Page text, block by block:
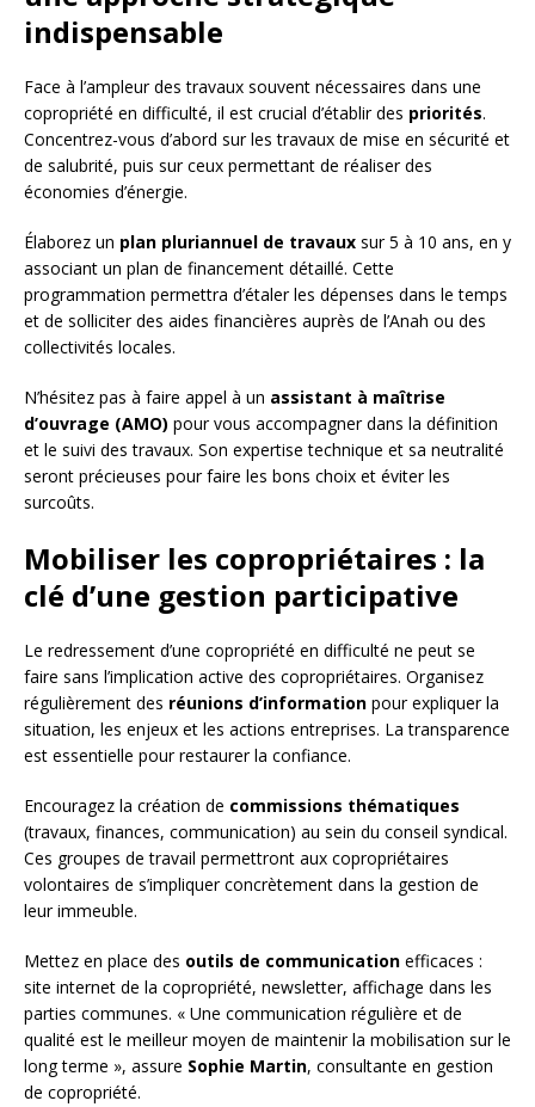
indispensable
Face à l’ampleur des travaux souvent nécessaires dans une
copropriété en difficulté, il est crucial d’établir des priorités.
Concentrez-vous d’abord sur les travaux de mise en sécurité et
de salubrité, puis sur ceux permettant de réaliser des
économies d’énergie.
Élaborez un plan pluriannuel de travaux sur 5 à 10 ans, en y
associant un plan de financement détaillé. Cette
programmation permettra d’étaler les dépenses dans le temps
et de solliciter des aides financières auprès de l’Anah ou des
collectivités locales.
N’hésitez pas à faire appel à un assistant à maîtrise
d’ouvrage (AMO) pour vous accompagner dans la définition
et le suivi des travaux. Son expertise technique et sa neutralité
seront précieuses pour faire les bons choix et éviter les
surcoûts.
Mobiliser les copropriétaires : la
clé d’une gestion participative
Le redressement d’une copropriété en difficulté ne peut se
faire sans l’implication active des copropriétaires. Organisez
régulièrement des réunions d’information pour expliquer la
situation, les enjeux et les actions entreprises. La transparence
est essentielle pour restaurer la confiance.
Encouragez la création de commissions thématiques
(travaux, finances, communication) au sein du conseil syndical.
Ces groupes de travail permettront aux copropriétaires
volontaires de s’impliquer concrètement dans la gestion de
leur immeuble.
Mettez en place des outils de communication efficaces :
site internet de la copropriété, newsletter, affichage dans les
parties communes. « Une communication régulière et de
qualité est le meilleur moyen de maintenir la mobilisation sur le
long terme », assure Sophie Martin, consultante en gestion
de copropriété.